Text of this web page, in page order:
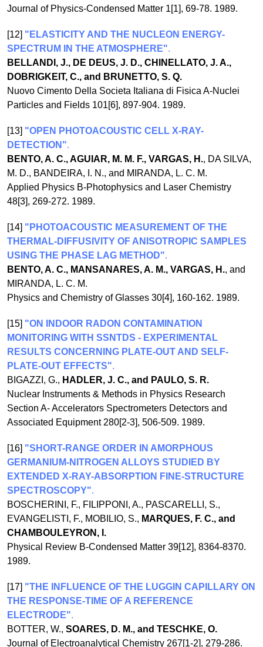
Journal of Physics-Condensed Matter 1[1], 69-78. 1989.
[12] "ELASTICITY AND THE NUCLEON ENERGY-
SPECTRUM IN THE ATMOSPHERE".
BELLANDI, J., DE DEUS, J. D., CHINELLATO, J. A.,
DOBRIGKEIT, C., and BRUNETTO, S. Q.
Nuovo Cimento Della Societa Italiana di Fisica A-Nuclei
Particles and Fields 101[6], 897-904. 1989.
[13] "OPEN PHOTOACOUSTIC CELL X-RAY-
DETECTION".
BENTO, A. C., AGUIAR, M. M. F., VARGAS, H., DA SILVA,
M. D., BANDEIRA, I. N., and MIRANDA, L. C. M.
Applied Physics B-Photophysics and Laser Chemistry
48[3], 269-272. 1989.
[14] "PHOTOACOUSTIC MEASUREMENT OF THE
THERMAL-DIFFUSIVITY OF ANISOTROPIC SAMPLES
USING THE PHASE LAG METHOD".
BENTO, A. C., MANSANARES, A. M., VARGAS, H., and
MIRANDA, L. C. M.
Physics and Chemistry of Glasses 30[4], 160-162. 1989.
[15] "ON INDOOR RADON CONTAMINATION
MONITORING WITH SSNTDS - EXPERIMENTAL
RESULTS CONCERNING PLATE-OUT AND SELF-
PLATE-OUT EFFECTS".
BIGAZZI, G., HADLER, J. C., and PAULO, S. R.
Nuclear Instruments & Methods in Physics Research
Section A- Accelerators Spectrometers Detectors and
Associated Equipment 280[2-3], 506-509. 1989.
[16] "SHORT-RANGE ORDER IN AMORPHOUS
GERMANIUM-NITROGEN ALLOYS STUDIED BY
EXTENDED X-RAY-ABSORPTION FINE-STRUCTURE
SPECTROSCOPY".
BOSCHERINI, F., FILIPPONI, A., PASCARELLI, S.,
EVANGELISTI, F., MOBILIO, S., MARQUES, F. C., and
CHAMBOULEYRON, I.
Physical Review B-Condensed Matter 39[12], 8364-8370.
1989.
[17] "THE INFLUENCE OF THE LUGGIN CAPILLARY ON
THE RESPONSE-TIME OF A REFERENCE
ELECTRODE".
BOTTER, W., SOARES, D. M., and TESCHKE, O.
Journal of Electroanalytical Chemistry 267[1-2], 279-286.